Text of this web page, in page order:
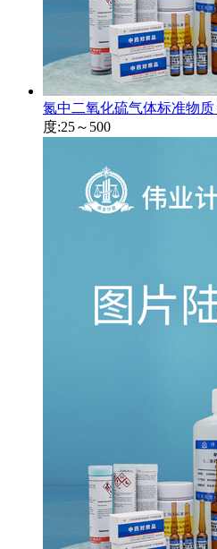
氮中二氧化硫气体标准物质
度:25～500